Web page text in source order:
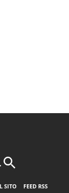
SITO
FEED RSS